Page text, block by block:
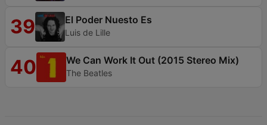
39 El Poder Nuesto Es
Luis de Lille
40 We Can Work It Out (2015 Stereo Mix)
The Beatles